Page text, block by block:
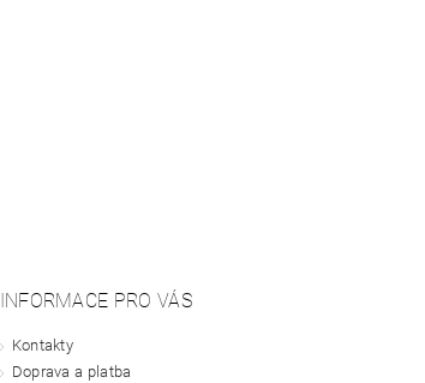
INFORMACE PRO VÁS
Kontakty
Doprava a platba